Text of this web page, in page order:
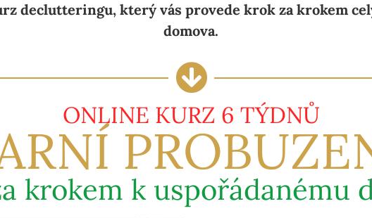
declutteringu, který vás provede krok za krokem
domova.
ONLINE KURZ 6 TÝDNŮ
krokem k uspořádanému